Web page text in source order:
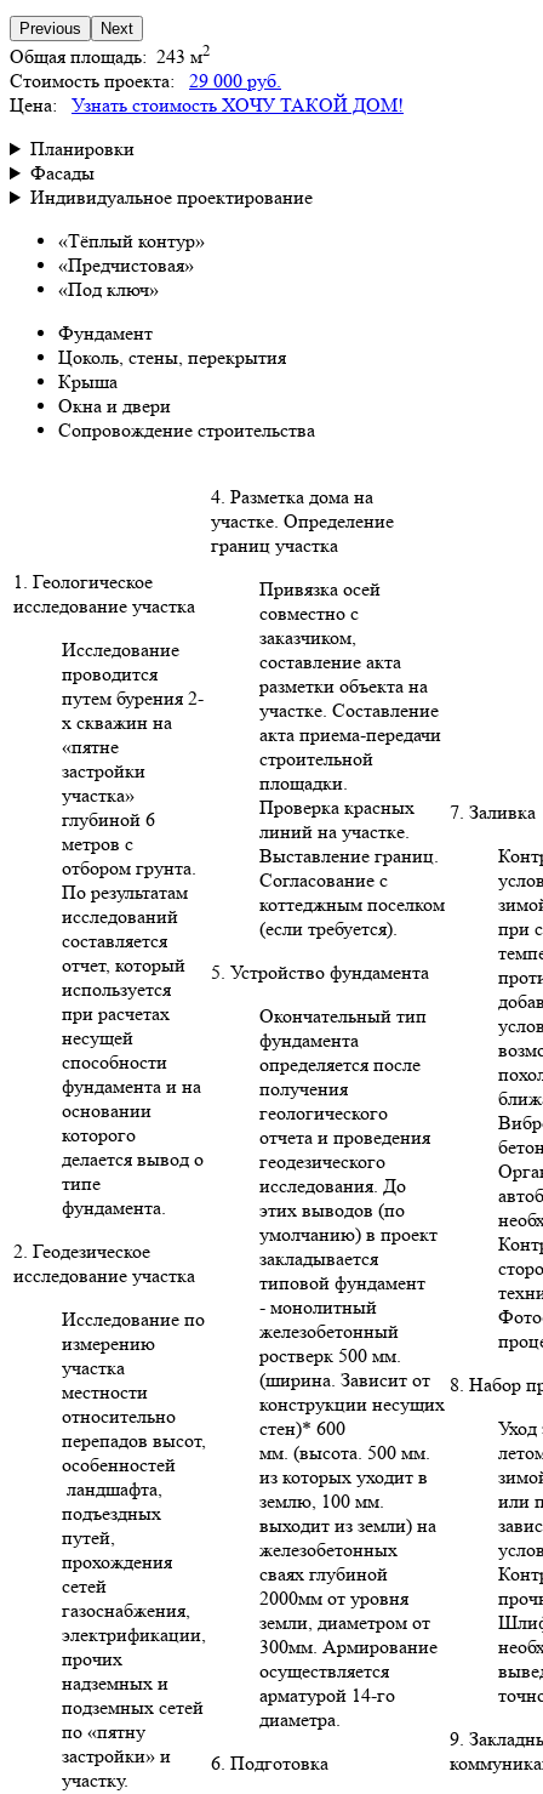
Previous Next
Общая площадь: 243 м2
Стоимость проекта:
29 000 руб.
Цена:
Узнать стоимость ХОЧУ ТАКОЙ ДОМ!
Планировки
Фасады
Индивидуальное проектирование
«Тёплый контур»
«Предчистовая»
«Под ключ»
Фундамент
Цоколь, стены, перекрытия
Крыша
Окна и двери
Сопровождение строительства
1. Геологическое
исследование участка
Исследование
проводится
путем бурения 2-
х скважин на
«пятне
застройки
участка»
глубиной 6
метров с
отбором грунта.
По результатам
исследований
составляется
отчет, который
используется
при расчетах
несущей
способности
фундамента и на
основании
которого
делается вывод о
типе
фундамента.
2. Геодезическое
исследование участка
Исследование по
измерению
участка
местности
относительно
перепадов высот,
особенностей
ландшафта,
подъездных
путей,
прохождения
сетей
газоснабжения,
электрификации,
прочих
надземных и
подземных сетей
по «пятну
застройки» и
участку.
4. Разметка дома на
участке. Определение
границ участка
Привязка осей
совместно с
заказчиком,
составление акта
разметки объекта на
участке. Составление
акта приема-передачи
строительной
площадки.
Проверка красных
линий на участке.
Выставление границ.
Согласование с
коттеджным поселком
(если требуется).
5. Устройство фундамента
Окончательный тип
фундамента
определяется после
получения
геологического
отчета и проведения
геодезического
исследования. До
этих выводов (по
умолчанию) в проект
закладывается
типовой фундамент
- монолитный
железобетонный
ростверк 500 мм.
(ширина. Зависит от
конструкции несущих
стен)* 600
мм. (высота. 500 мм.
из которых уходит в
землю, 100 мм.
выходит из земли) на
железобетонных
сваях глубиной
2000мм от уровня
земли, диаметром от
300мм. Армирование
осуществляется
арматурой 14-го
диаметра.
6. Подготовка
7. Заливка
при
8. Набор
Уход
или
9.